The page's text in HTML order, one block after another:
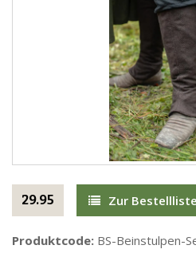
29.95 Zur
Produktcode: BS-Beinstulpen-